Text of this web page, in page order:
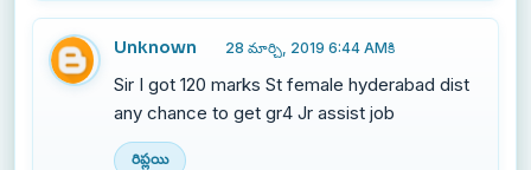
Unknown 28 మార్చి, 2019 6:44 AMకి
Sir I got 120 marks St female hyderabad dist
any chance to get gr4 Jr assist job
రిప్లయి